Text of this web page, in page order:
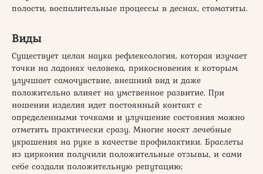
полости, воспалительные процессы в деснах, стоматиты.
Виды
Существует целая наука рефлексология, которая изучает
точки на ладонях человека, прикосновения к которым
улучшает самочувствие, внешний вид и даже
положительно влияет на умственное развитие. При
ношении изделия идет постоянный контакт с
определенными точками и улучшение состояния можно
отметить практически сразу. Многие носят лечебные
украшения на руке в качестве профилактики. Браслеты
из циркония получили положительные отзывы, и сами
себе создали положительную репутацию;